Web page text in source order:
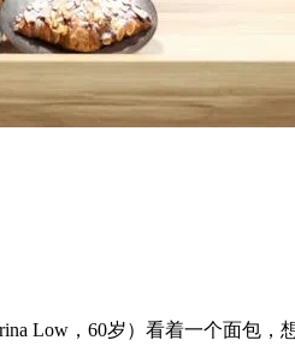
Low，60岁）看着一个面包